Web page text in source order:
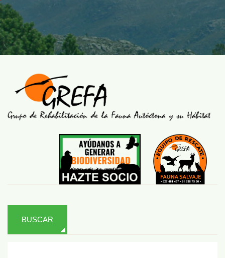
BUSCAR